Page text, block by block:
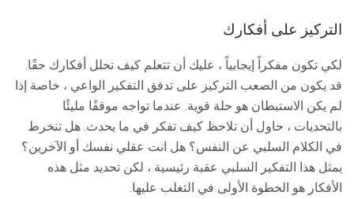
التركيز على أفكارك
لكي تكون مفكراً إيجابياً ، عليك أن تتعلم كيف تحلل أفكارك حقًا.
قد يكون من الصعب التركيز على تدفق التفكير الواعي ، خاصة إذا
لم يكن الاستبطان هو حلة قوية. عندما تواجه موقفًا مليئًا
بالتحديات ، حاول أن تلاحظ كيف تفكر في ما يحدث. هل تنخرط
في الكلام السلبي عن النفس؟ هل انت عقلي نفسك أو الآخرين؟
يمثل هذا التفكير السلبي عقبة رئيسية ، لكن تحديد مثل هذه
الأفكار هو الخطوة الأولى في التغلب عليها.